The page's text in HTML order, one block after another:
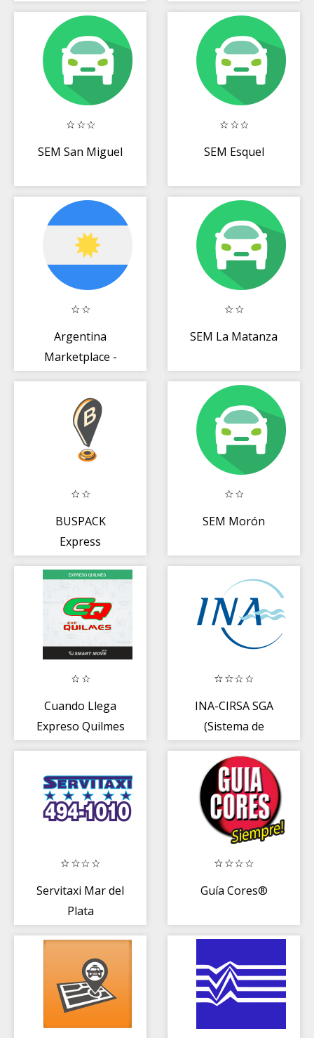
SEM San Miguel SEM Esquel
Argentina
Marketplace -
Gratuitos y Chat
SEM La Matanza
BUSPACK
Express
SEM Morón
Cuando Llega
Expreso Quilmes
INA-CIRSA SGA
(Sistema de
Amenazas)
Servitaxi Mar del
Plata
Guía Cores®